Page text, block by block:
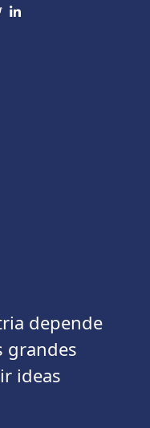
depende
grandes
ideas